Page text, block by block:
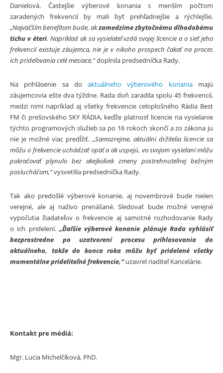
Danielová. Častejšie výberové konania s menším počtom
zaradených frekvencií by mali byť prehľadnejšie a rýchlejšie.
„Najväčším benefitom bude, akzamedzíme zbytočnému dlhodobému
tichu v éteri. Napríklad ak sa vysielateľ vzdá svojej licencie a o sieť jeho
frekvencií existuje záujemca, nie je v nikoho prospech čakať na proces
ich prideľovania celé mesiace,“doplnila predsedníčka Rady.
Na prihlásenie sa doaktuálneho výberového konaniamajú
záujemcovia ešte dva týždne. Rada doň zaradila spolu 45 frekvencií,
medzi nimi napríklad aj všetky frekvencie celoplošného Rádia Best
FM či prešovského SKY RÁDIA, keďže platnosť licencie na vysielanie
týchto programových služieb sa po 16 rokoch skončí a zo zákona ju
nie je možné viac predĺžiť. „Samozrejme, aktuálni držitelia licencie sa
môžu o frekvencie uchádzať opäť a ak uspejú, vo svojom vysielaní môžu
pokračovať plynulo bez akejkoľvek zmeny postrehnuteľnej bežným
poslucháčom,“vysvetlila predsedníčka Rady.
Tak ako predošlé výberové konanie, aj novembrové bude nielen
verejné, ale aj naživo prenášané. Sledovať bude možné verejné
vypočutia žiadateľov o frekvencie aj samotné rozhodovanie Rady
o ich pridelení. „Ďalšie výberové konanie plánuje Rada vyhlásiť
bezprostredne po uzatvorení procesu prihlasovania do
aktuálneho, takže do konca roka môžu byť pridelené všetky
momentálne prideliteľné frekvencie,“uzavrel riaditeľ Kancelárie.
Kontakt pre médiá:
Mgr. Lucia Michelčíková, PhD.